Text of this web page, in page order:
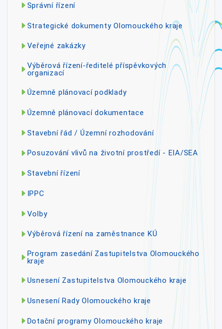
Správní řízení
Strategické dokumenty Olomouckého kraje
Veřejné zakázky
Výběrová řízení-ředitelé příspěvkových
organizací
Územně plánovací podklady
Územně plánovací dokumentace
Stavební řád / Územní rozhodování
Posuzování vlivů na životní prostředí - EIA/SEA
Stavební řízení
IPPC
Volby
Výběrová řízení na zaměstnance KÚ
Program zasedání Zastupitelstva Olomouckého
kraje
Usnesení Zastupitelstva Olomouckého kraje
Usnesení Rady Olomouckého kraje
Dotační programy Olomouckého kraje